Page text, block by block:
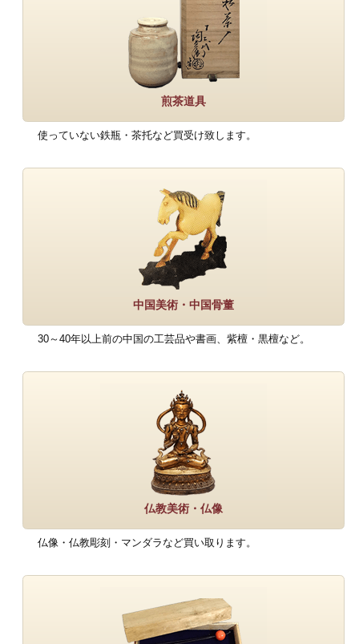
煎茶道具
使っていない鉄瓶・茶托など買受け致します。
中国美術・中国骨董
30～40年以上前の中国の工芸品や書画、紫檀・黒檀など。
仏教美術・仏像
仏像・仏教彫刻・マンダラなど買い取ります。